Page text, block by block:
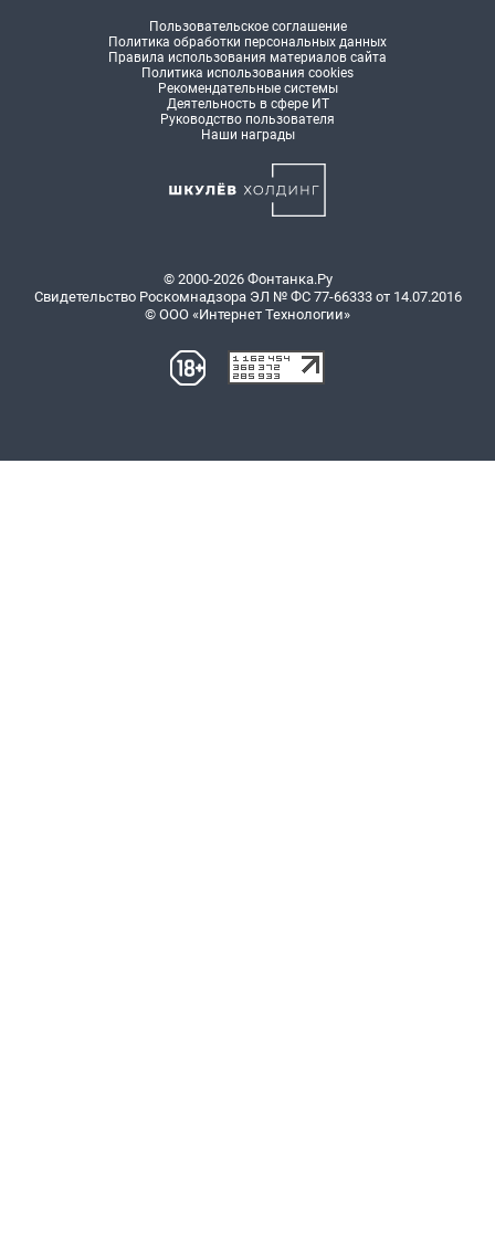
Пользовательское соглашение
Политика обработки персональных данных
Правила использования материалов сайта
Политика использования cookies
Рекомендательные системы
Деятельность в сфере ИТ
Руководство пользователя
Наши награды
© 2000-2026 Фонтанка.Ру
Свидетельство Роскомнадзора ЭЛ № ФС 77-66333 от 14.07.2016
© ООО «Интернет Технологии»